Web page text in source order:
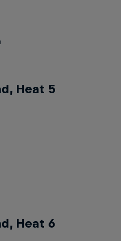
Heat 5
Heat 6